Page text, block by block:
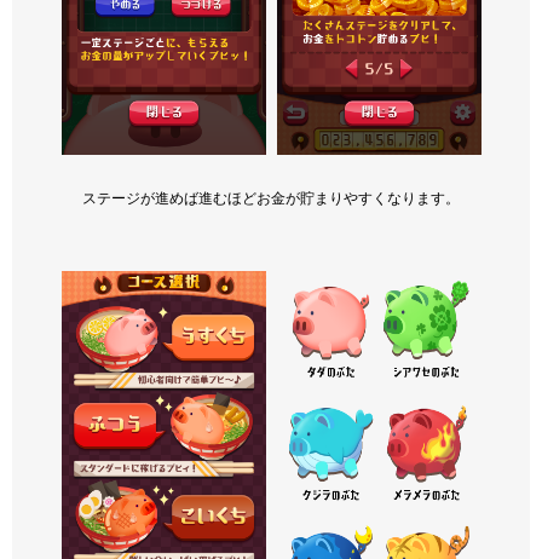
ステージが進めば進むほどお金が貯まりやすくなります。